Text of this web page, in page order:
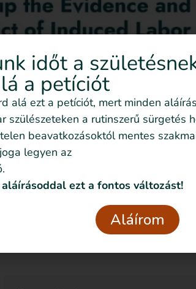
a túlvilágról Michel Odent üzeni a
Alapítvány tiszteletbeli elnöke is
belül és kívül. Készültünk a
az, ami dönt, hanem az
óta gyűjt
mint 29 ezer nő töltötte ki,
tapasztalatokról és azon belül a
időt a
a petíciót
alá ezt a petíciót, mert minden
szülészeteken a rutinszerű sürgetés
beavatkozásoktól mentes
legyen az
ezt a fontos változást!
Aláírom